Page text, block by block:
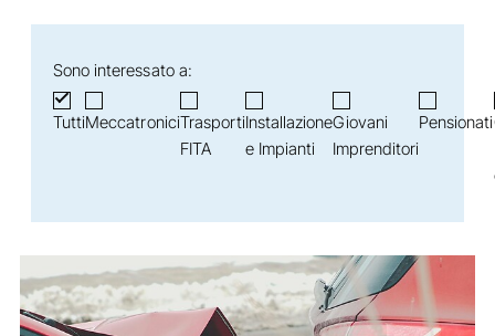
Sono interessato a:
TuttiMeccatroniciTrasporti
FITA
Installazione
e Impianti
Giovani
Imprenditori
Pensionati